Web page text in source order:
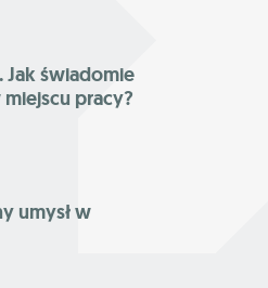
Jak świadomie
pracy?
umysł w